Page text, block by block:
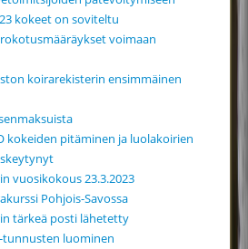
kokeet on soviteltu
voimaan
koirarekisterin ensimmäinen
kokeiden pitäminen ja luolakoirien
vuosikokous 23.3.2023
Pohjois-Savossa
tärkeä posti lähetetty
tunnusten luominen